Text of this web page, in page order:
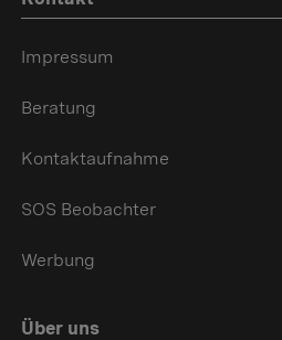
Impressum
Beratung
Kontaktaufnahme
SOS Beobachter
Werbung
Über uns